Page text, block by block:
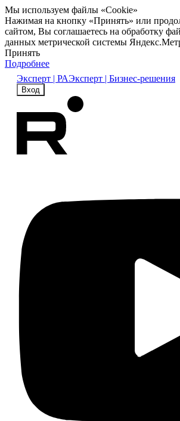
Мы используем файлы «Cookie»
Нажимая на кнопку «Принять» или
сайтом, Вы соглашаетесь на обработку
данных метрической системы
Принять
Подробнее
Эксперт | РАЭксперт | Бизнес-решения
Вход